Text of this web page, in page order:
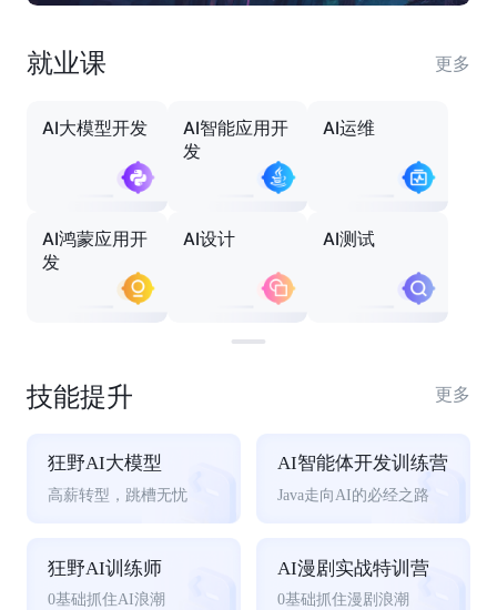
就业课 更多
AI大模型开发
AI智能应用开
发
AI运维
AI鸿蒙应用开
发
AI设计 AI测试
技能提升 更多
狂野AI大模型
高薪转型，跳槽无忧
AI智能体开发训练营
Java走向AI的必经之路
狂野AI训练师
0基础抓住AI浪潮
AI漫剧实战特训营
0基础抓住漫剧浪潮